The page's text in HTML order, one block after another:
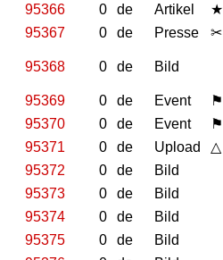
95366
0 de Artikel ★
95367
0 de Presse ✂
95368 0 de Bild
95369
0 de Event ⚑
95370
0 de Event ⚑
95371
0 de Upload △
95372
0 de Bild
95373
0 de Bild
95374
0 de Bild
95375
0 de Bild